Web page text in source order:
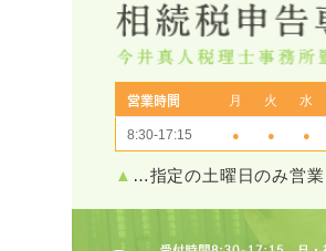
営業時間 月 火 水
8:30-17:15 ● ● ●
▲ …指定の土曜日のみ営業